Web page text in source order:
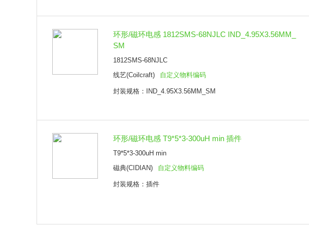
环形/磁环电感 1812SMS-68NJLC IND_4.95X3.56MM_
SM
1812SMS-68NJLC
线艺(Coilcraft)
自定义物料编码
封装规格：IND_4.95X3.56MM_SM
环形/磁环电感 T9*5*3-300uH min 插件
T9*5*3-300uH min
磁典(CIDIAN)
自定义物料编码
封装规格：插件